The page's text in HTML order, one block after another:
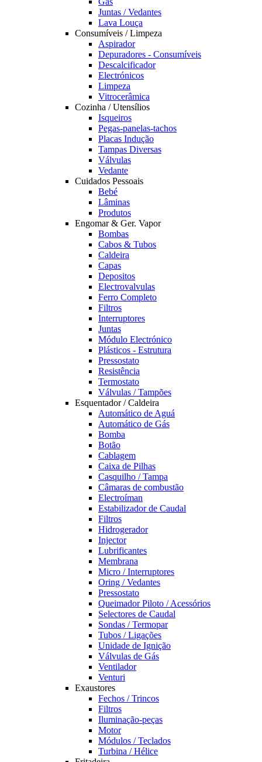
Juntas / Vedantes
Lava Louça
Consumíveis / Limpeza
Aspirador
Depuradores - Consumíveis
Descalcificador
Electrónicos
Limpeza
Vitrocerâmica
Cozinha / Utensílios
Isqueiros
Pegas-panelas-tachos
Placas Indução
Tampas Diversas
Válvulas
Vedante
Cuidados Pessoais
Bebé
Lâminas
Produtos
Engomar & Ger. Vapor
Bombas
Cabos & Tubos
Caldeira
Capas
Depositos
Electrovalvulas
Ferro Completo
Filtros
Interruptores
Juntas
Módulo Electrónico
Plásticos - Estrutura
Pressostato
Resistência
Termostato
Válvulas / Tampões
Esquentador / Caldeira
Automático de Aguá
Automático de Gás
Bomba
Botão
Cablagem
Caixa de Pilhas
Casquilho / Tampa
Câmaras de combustão
Electroíman
Estabilizador de Caudal
Filtros
Hidrogerador
Injector
Lubrificantes
Membrana
Micro / Interruptores
Oring / Vedantes
Pressostato
Queimador Piloto / Acessórios
Selectores de Caudal
Sondas / Termopar
Tubos / Ligações
Unidade de Ignição
Válvulas de Gás
Ventilador
Venturi
Exaustores
Fechos / Trincos
Filtros
Iluminação-peças
Motor
Módulos / Teclados
Turbina / Hélice